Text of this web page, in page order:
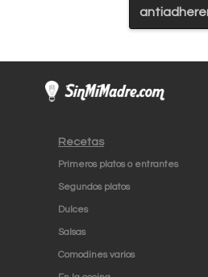
Recetas
Primeros platos o entrantes
Segundos platos
Dulces
Salsas
Comodines varios